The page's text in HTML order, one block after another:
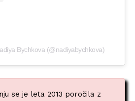
Bychkova (@nadiyabychkova)
se je leta 2013 poročila z